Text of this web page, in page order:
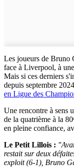
Les joueurs de Bruno
face à Liverpool, à
Mais si ces derniers
depuis septembre
en Ligue des
Une rencontre à sens
de la quatrième à la
en pleine confiance,
Le Petit Lillois :
restait sur deux
exploit (6-1), Bruno